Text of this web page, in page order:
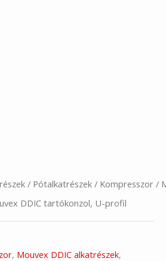
/ Pótalkatrészek / Kompresszor /
DDIC tartókonzol, U-profil
, Mouvex DDIC alkatrészek,